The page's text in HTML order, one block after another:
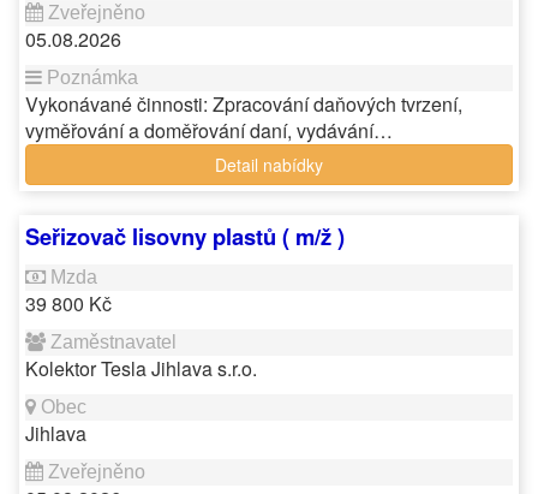
05.08.2026
Vykonávané činnosti: Zpracování daňových tvrzení,
vyměřování a doměřování daní, vydávání…
Detail nabídky
Seřizovač lisovny plastů ( m/ž )
39 800 Kč
Kolektor Tesla Jihlava s.r.o.
Jihlava